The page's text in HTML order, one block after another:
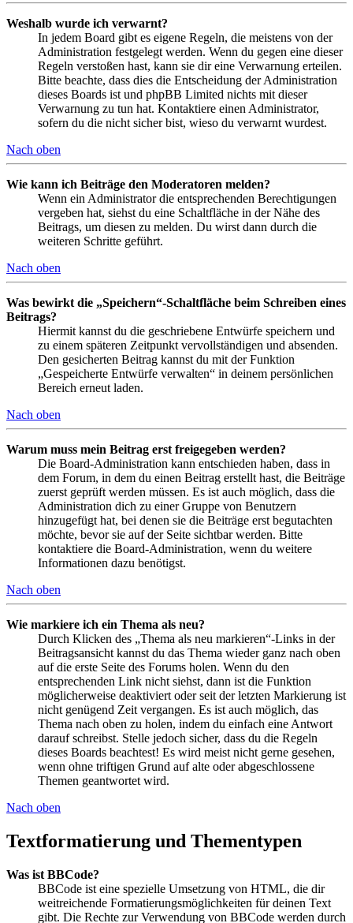
Weshalb wurde ich verwarnt?
In jedem Board gibt es eigene Regeln, die meistens von der
Administration festgelegt werden. Wenn du gegen eine dieser
Regeln verstoßen hast, kann sie dir eine Verwarnung erteilen.
Bitte beachte, dass dies die Entscheidung der Administration
dieses Boards ist und phpBB Limited nichts mit dieser
Verwarnung zu tun hat. Kontaktiere einen Administrator,
sofern du die nicht sicher bist, wieso du verwarnt wurdest.
Nach oben
Wie kann ich Beiträge den Moderatoren melden?
Wenn ein Administrator die entsprechenden Berechtigungen
vergeben hat, siehst du eine Schaltfläche in der Nähe des
Beitrags, um diesen zu melden. Du wirst dann durch die
weiteren Schritte geführt.
Nach oben
Was bewirkt die „Speichern“-Schaltfläche beim Schreiben eines
Beitrags?
Hiermit kannst du die geschriebene Entwürfe speichern und
zu einem späteren Zeitpunkt vervollständigen und absenden.
Den gesicherten Beitrag kannst du mit der Funktion
„Gespeicherte Entwürfe verwalten“ in deinem persönlichen
Bereich erneut laden.
Nach oben
Warum muss mein Beitrag erst freigegeben werden?
Die Board-Administration kann entschieden haben, dass in
dem Forum, in dem du einen Beitrag erstellt hast, die Beiträge
zuerst geprüft werden müssen. Es ist auch möglich, dass die
Administration dich zu einer Gruppe von Benutzern
hinzugefügt hat, bei denen sie die Beiträge erst begutachten
möchte, bevor sie auf der Seite sichtbar werden. Bitte
kontaktiere die Board-Administration, wenn du weitere
Informationen dazu benötigst.
Nach oben
Wie markiere ich ein Thema als neu?
Durch Klicken des „Thema als neu markieren“-Links in der
Beitragsansicht kannst du das Thema wieder ganz nach oben
auf die erste Seite des Forums holen. Wenn du den
entsprechenden Link nicht siehst, dann ist die Funktion
möglicherweise deaktiviert oder seit der letzten Markierung ist
nicht genügend Zeit vergangen. Es ist auch möglich, das
Thema nach oben zu holen, indem du einfach eine Antwort
darauf schreibst. Stelle jedoch sicher, dass du die Regeln
dieses Boards beachtest! Es wird meist nicht gerne gesehen,
wenn ohne triftigen Grund auf alte oder abgeschlossene
Themen geantwortet wird.
Nach oben
Textformatierung und Thementypen
Was ist BBCode?
BBCode ist eine spezielle Umsetzung von HTML, die dir
weitreichende Formatierungsmöglichkeiten für deinen Text
gibt. Die Rechte zur Verwendung von BBCode werden durch